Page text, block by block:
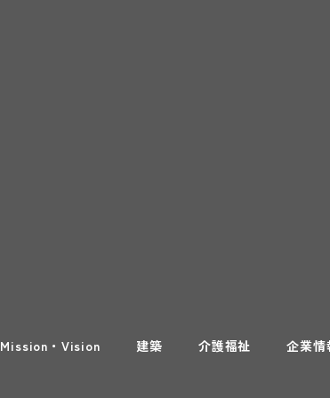
Mission・Vision 建築 介護福祉 企業情